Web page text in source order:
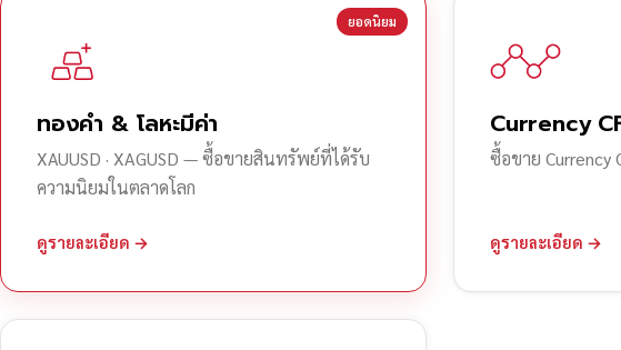
ยอดนิยม
ทองคำ & โลหะมีค่า
XAUUSD · XAGUSD — ซื้อขายสินทรัพย์ที่ได้รับ
ความนิยมในตลาดโลก
ดูรายละเอียด →
Currency
ซื้อขาย Currency
ดูรายละเอียด →